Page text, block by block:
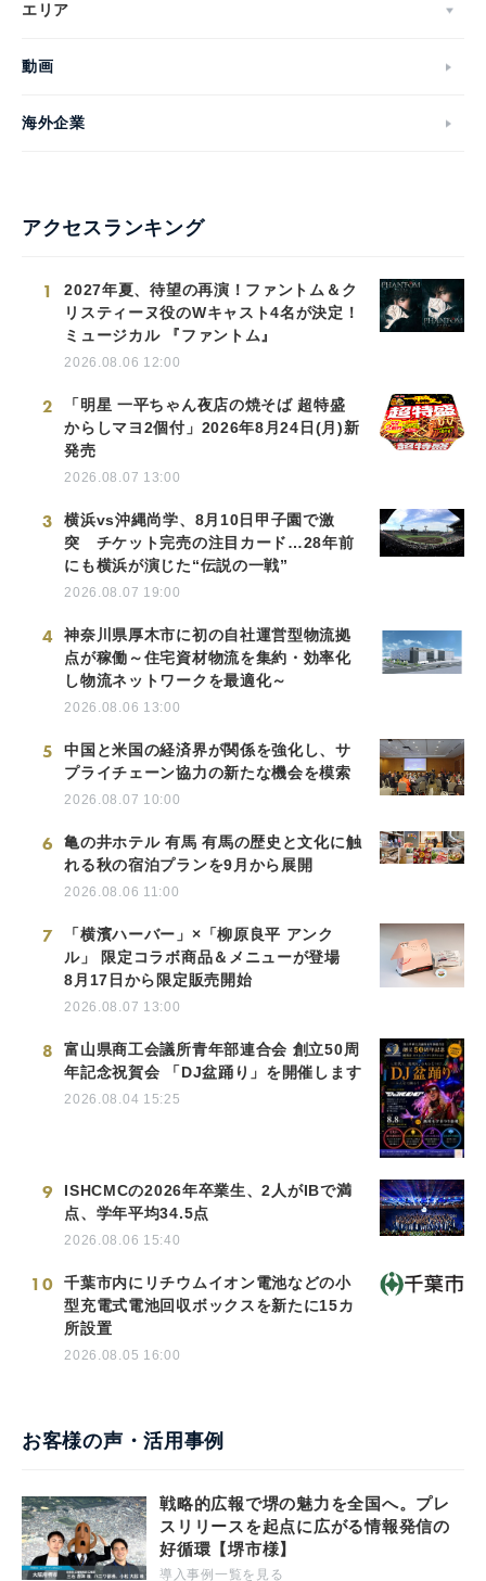
エリア
動画
海外企業
アクセスランキング
1
2027年夏、待望の再演！ファントム＆ク
リスティーヌ役のWキャスト4名が決定！
ミュージカル 『ファントム』
2026.08.06 12:00
2
「明星 一平ちゃん夜店の焼そば 超特盛
からしマヨ2個付」2026年8月24日(月)新
発売
2026.08.07 13:00
3
横浜vs沖縄尚学、8月10日甲子園で激
突 チケット完売の注目カード…28年前
にも横浜が演じた“伝説の一戦”
2026.08.07 19:00
4
神奈川県厚木市に初の自社運営型物流拠
点が稼働～住宅資材物流を集約・効率化
し物流ネットワークを最適化～
2026.08.06 13:00
5
中国と米国の経済界が関係を強化し、サ
プライチェーン協力の新たな機会を模索
2026.08.07 10:00
6
亀の井ホテル 有馬 有馬の歴史と文化に触
れる秋の宿泊プランを9月から展開
2026.08.06 11:00
7
「横濱ハーバー」×「柳原良平 アンク
ル」 限定コラボ商品＆メニューが登場
8月17日から限定販売開始
2026.08.07 13:00
8
富山県商工会議所青年部連合会 創立50周
年記念祝賀会 「DJ盆踊り」を開催します
2026.08.04 15:25
9
ISHCMCの2026年卒業生、2人がIBで満
点、学年平均34.5点
2026.08.06 15:40
10
千葉市内にリチウムイオン電池などの小
型充電式電池回収ボックスを新たに15カ
所設置
2026.08.05 16:00
お客様の声・活用事例
戦略的広報で堺の魅力を全国へ。プレ
スリリースを起点に広がる情報発信の
好循環【堺市様】
導入事例一覧を見る